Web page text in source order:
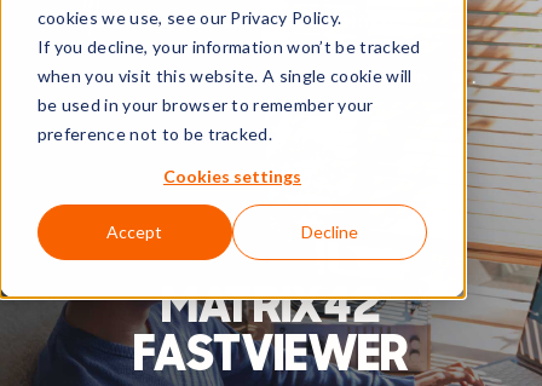
cookies we use, see our Privacy Policy.
If you decline, your information won’t be tracked
when you visit this website. A single cookie will
be used in your browser to remember your
preference not to be tracked.
Cookies settings
Accept Decline
Oletko jo FastViewerin käyttäjä?
Liity Session-asiakasportaaliin .
MATRIX42
FASTVIEWER